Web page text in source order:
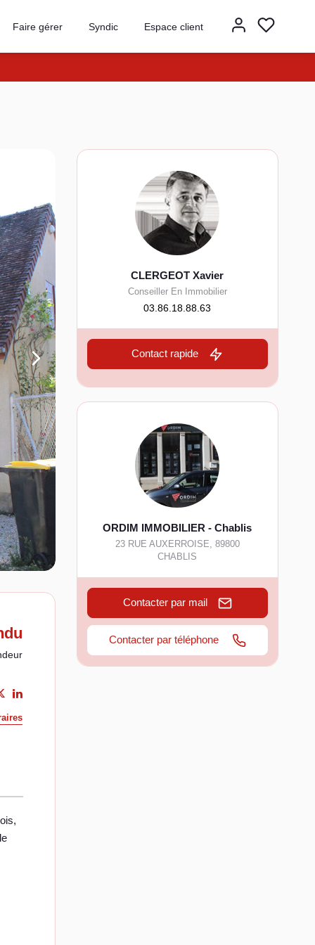
Faire gérer Syndic Espace client
CLERGEOT Xavier
Conseiller En Immobilier
03.86.18.88.63
Contact rapide
ORDIM IMMOBILIER - Chablis
23 RUE AUXERROISE, 89800
CHABLIS
Contacter par mail
Contacter par téléphone